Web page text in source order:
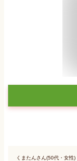
くまたんさん(50代・女性)